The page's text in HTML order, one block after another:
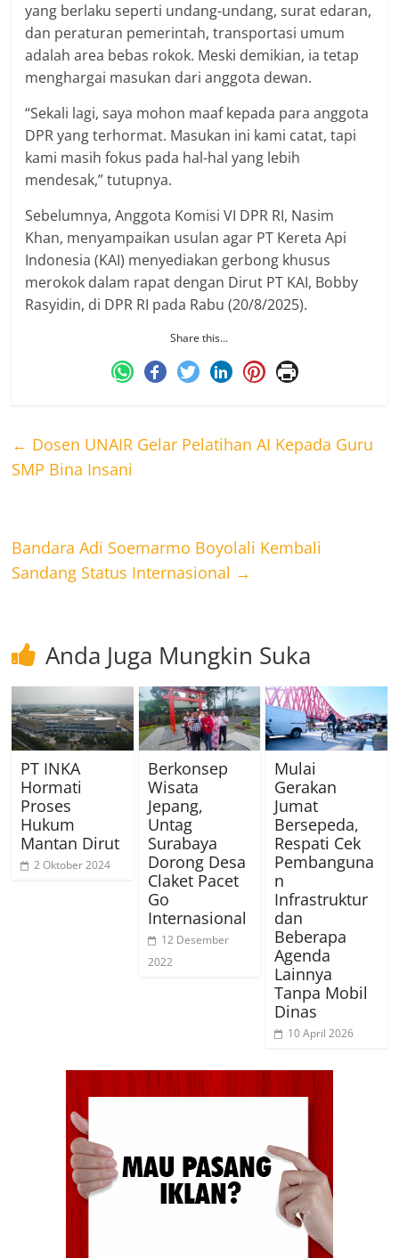
yang berlaku seperti undang-undang, surat edaran,
dan peraturan pemerintah, transportasi umum
adalah area bebas rokok. Meski demikian, ia tetap
menghargai masukan dari anggota dewan.
“Sekali lagi, saya mohon maaf kepada para anggota
DPR yang terhormat. Masukan ini kami catat, tapi
kami masih fokus pada hal-hal yang lebih
mendesak,” tutupnya.
Sebelumnya, Anggota Komisi VI DPR RI, Nasim
Khan, menyampaikan usulan agar PT Kereta Api
Indonesia (KAI) menyediakan gerbong khusus
merokok dalam rapat dengan Dirut PT KAI, Bobby
Rasyidin, di DPR RI pada Rabu (20/8/2025).
Share this…
← Dosen UNAIR Gelar Pelatihan AI Kepada Guru
SMP Bina Insani
Bandara Adi Soemarmo Boyolali Kembali
Sandang Status Internasional →
Anda Juga Mungkin Suka
PT INKA
Hormati
Proses
Hukum
Mantan Dirut
2 Oktober 2024
Berkonsep
Wisata
Jepang,
Untag
Surabaya
Dorong Desa
Claket Pacet
Go
Internasional
12 Desember
2022
Mulai
Gerakan
Jumat
Bersepeda,
Respati Cek
Pembanguna
n
Infrastruktur
dan
Beberapa
Agenda
Lainnya
Tanpa Mobil
Dinas
10 April 2026